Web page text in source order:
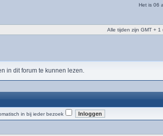
Het is 06
Alle tijden zijn GMT + 1
in dit forum te kunnen lezen.
in bij ieder bezoek